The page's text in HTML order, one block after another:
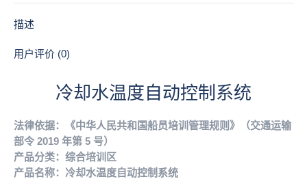
系
统
量
描述
用户评价 (0)
冷却水温度自动控制系统
法律依据：《中华人民共和国船员培训管理规则》（交通运输
部令 2019 年第 5 号）
产品分类：综合培训区
产品名称：冷却水温度自动控制系统